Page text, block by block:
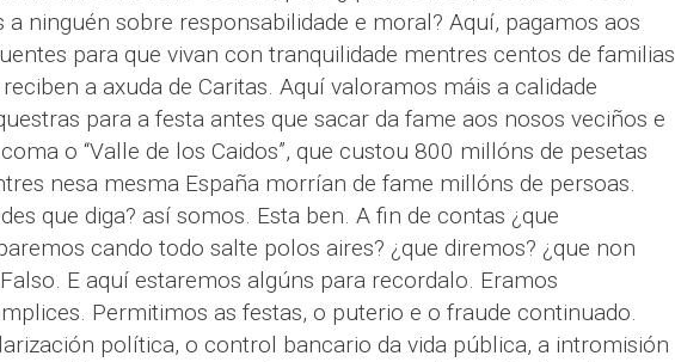
a ninguén sobre responsabilidade e moral? Aquí, pagamos aos
para que vivan con tranquilidade mentres centos de familias
a axuda de Caritas. Aquí valoramos máis a calidade
para a festa antes que sacar da fame aos nosos veciños e
o “Valle de los Caidos”, que custou 800 millóns de pesetas
nesa mesma España morrían de fame millóns de persoas.
que diga? así somos. Esta ben. A fin de contas ¿que
cando todo salte polos aires? ¿que diremos? ¿que non
E aquí estaremos algúns para recordalo. Eramos
Permitimos as festas, o puterio e o fraude continuado.
política, o control bancario da vida pública, a intromisión